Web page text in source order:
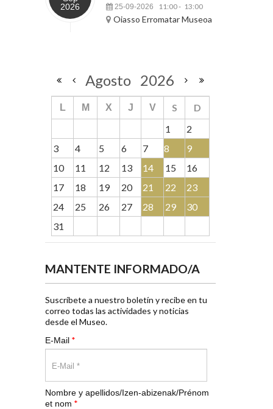
2026
25-09-2026 11:00- 13:00
Oiasso Erromatar Museoa
Agosto 2026
L M X J V S
D
1
2
3
4 5 6 7 8
9
10
11 12 13 14 15
16
17
18 19 20 21 22
23
24
25 26 27 28 29
30
31
MANTENTE INFORMADO/A
Suscríbete a nuestro boletín y recibe en tu
correo todas las actividades y noticias
desde el Museo.
E-Mail *
Nombre y apellidos/Izen-abizenak/Prénom
et nom *